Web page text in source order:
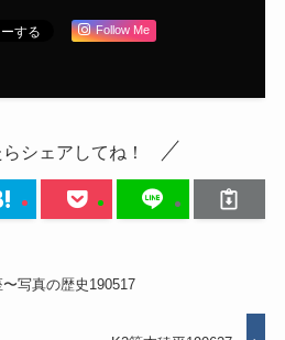
Follow Me
シェアしてね！
写真の歴史190517